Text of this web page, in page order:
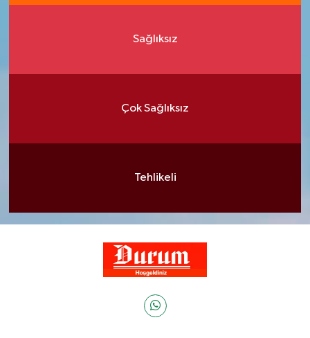
Sağlıksız
Çok Sağlıksız
Tehlikeli